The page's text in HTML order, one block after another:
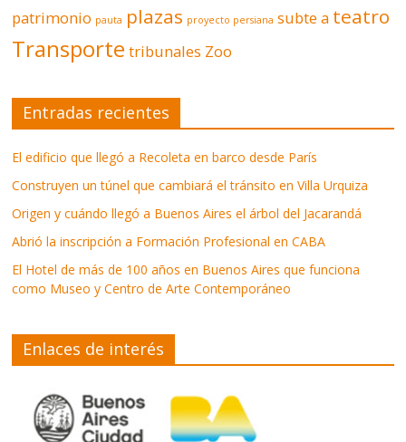
patrimonio pauta plazas proyecto persiana subte a teatro
Transporte tribunales Zoo
Entradas recientes
El edificio que llegó a Recoleta en barco desde París
Construyen un túnel que cambiará el tránsito en Villa Urquiza
Origen y cuándo llegó a Buenos Aires el árbol del Jacarandá
Abrió la inscripción a Formación Profesional en CABA
El Hotel de más de 100 años en Buenos Aires que funciona
como Museo y Centro de Arte Contemporáneo
Enlaces de interés